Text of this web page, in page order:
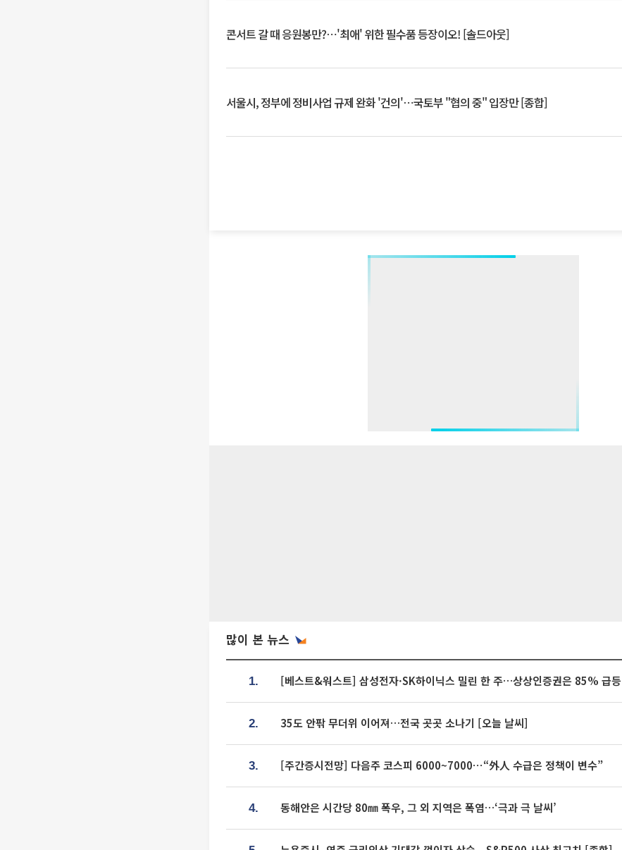
콘서트 갈 때 응원봉만?⋯'최애' 위한 필수품 등장이오! [솔드아웃]
서울시, 정부에 정비사업 규제 완화 '건의'⋯국토부 "협의 중" 입장만 [종합]
많이 본 뉴스
1. [베스트&워스트] 삼성전자·SK하이닉스 밀린 한 주…상상인증권은 85% 급등
2. 35도 안팎 무더위 이어져…전국 곳곳 소나기 [오늘 날씨]
3. [주간증시전망] 다음주 코스피 6000~7000⋯“外人 수급은 정책이 변수”
4. 동해안은 시간당 80㎜ 폭우, 그 외 지역은 폭염…‘극과 극 날씨’